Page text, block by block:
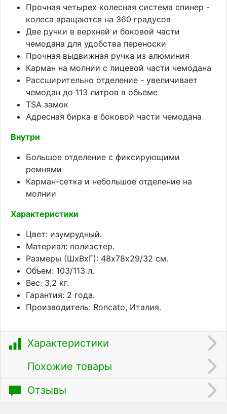
Прочная четырех колесная система спинер -
колеса вращаются на 360 градусов
Две ручки в верхней и боковой части
чемодана для удобства переноски
Прочная выдвижная ручка из алюминия
Карман на молнии с лицевой части чемодана
Расcширительно отделение - увеличивает
чемодан до 113 литров в обьеме
TSA замок
Адресная бирка в боковой части чемодана
Внутри
Большое отделение с фиксирующими
ремнями
Карман-сетка и небольшое отделение на
молнии
Характеристики
Цвет: изумрудный.
Материал: полиэстер.
Размеры (ШхВхГ): 48х78х29/32 см.
Объем: 103/113 л.
Вес: 3,2 кг.
Гарантия: 2 года.
Производитель: Roncato, Италия.
Характеристики
Похожие товары
Отзывы